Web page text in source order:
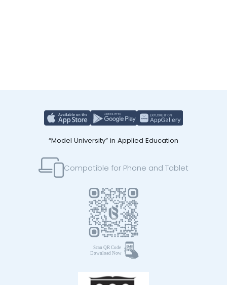
“Model University” in Applied Education
Compatible for Phone and Tablet